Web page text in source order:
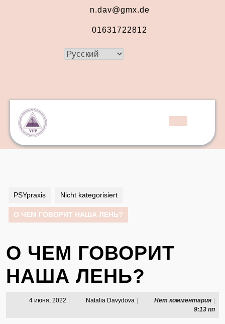
n.dav@gmx.de
01631722812
Выбрать
PSYpraxis Nicht kategorisiert
О ЧЕМ ГОВОРИТ НАША ЛЕНЬ?
О ЧЕМ ГОВОРИТ
НАША ЛЕНЬ?
4 июня, 2022 4
Natalia Davydova NataliaНет комментария
9:13 пп